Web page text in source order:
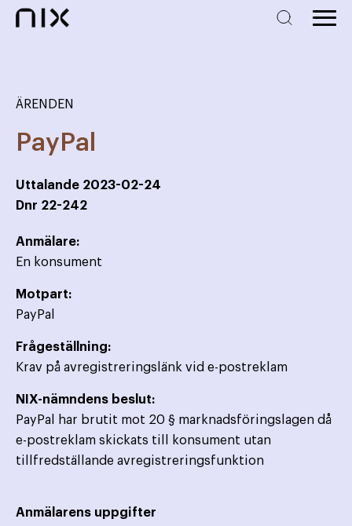
ÄRENDEN
PayPal
Uttalande 2023-02-24
Dnr 22-242
Anmälare:
En konsument
Motpart:
PayPal
Frågeställning:
Krav på avregistreringslänk vid e-postreklam
NIX-nämndens beslut:
PayPal har brutit mot 20 § marknadsföringslagen då
e-postreklam skickats till konsument utan
tillfredställande avregistreringsfunktion
Anmälarens uppgifter